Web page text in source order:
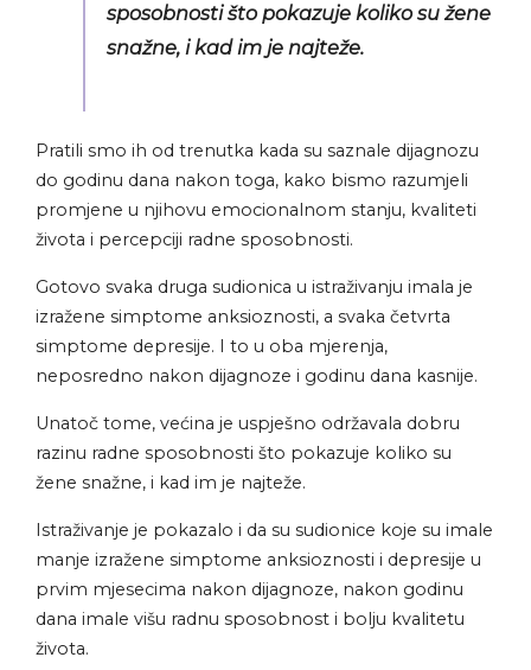
sposobnosti što pokazuje koliko su žene
snažne, i kad im je najteže.
Pratili smo ih od trenutka kada su saznale dijagnozu
do godinu dana nakon toga, kako bismo razumjeli
promjene u njihovu emocionalnom stanju, kvaliteti
života i percepciji radne sposobnosti.
Gotovo svaka druga sudionica u istraživanju imala je
izražene simptome anksioznosti, a svaka četvrta
simptome depresije. I to u oba mjerenja,
neposredno nakon dijagnoze i godinu dana kasnije.
Unatoč tome, većina je uspješno održavala dobru
razinu radne sposobnosti što pokazuje koliko su
žene snažne, i kad im je najteže.
Istraživanje je pokazalo i da su sudionice koje su imale
manje izražene simptome anksioznosti i depresije u
prvim mjesecima nakon dijagnoze, nakon godinu
dana imale višu radnu sposobnost i bolju kvalitetu
života.